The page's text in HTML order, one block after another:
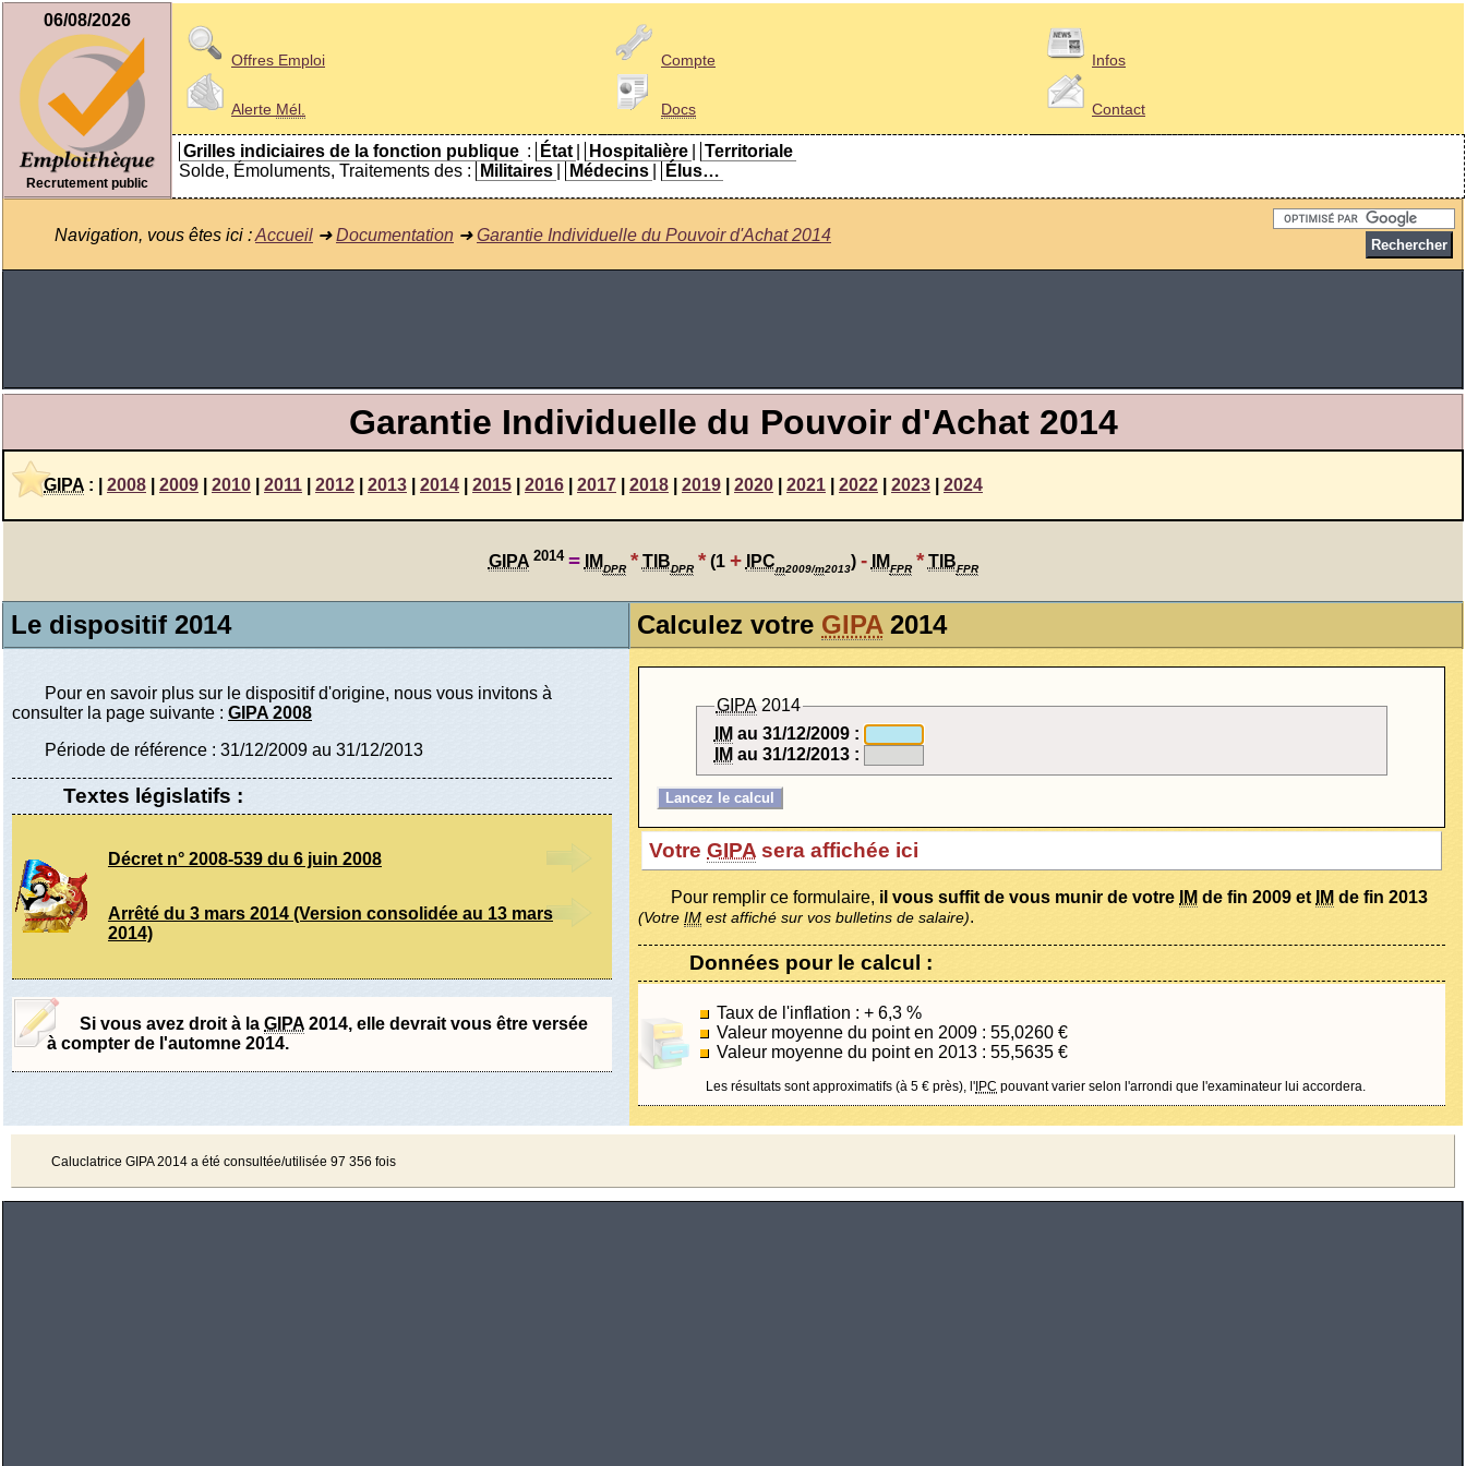
06/08/2026
Recrutement public
Offres Emploi
Alerte Mél.
Compte
Docs
Infos
Contact
Grilles indiciaires de la fonction publique : État Hospitalière
Territoriale
Solde, Émoluments, Traitements des :
Militaires Médecins Élus…
Navigation, vous êtes ici :Accueil ➜Documentation ➜Garantie Individuelle du Pouvoir d'Achat 2014
Garantie Individuelle du Pouvoir d'Achat 2014
GIPA : 2008 2009 2010 2011 2012 2013 2014 2015 2016 2017 2018 2019 2020 2021 2022 2023 2024
GIPA 2014 = IMDPR * TIBDPR *(1 + IPCm2009/m2013) - IMFPR * TIBFPR
Le dispositif 2014 Calculez votre GIPA2014
Pour en savoir plus sur le dispositif d'origine, nous vous invitons à
consulter la page suivante : GIPA 2008
Période de référence : 31/12/2009 au 31/12/2013
Textes législatifs :
Décret n° 2008-539 du 6 juin 2008
Arrêté du 3 mars 2014 (Version consolidée au 13 mars
2014)
Si vous avez droit à la GIPA 2014, elle devrait vous être versée
à compter de l'automne 2014.
GIPA2014
IM au 31/12/2009 :
IM au 31/12/2013 :
Votre GIPA sera affichée ici
Pour remplir ce formulaire, il vous suffit de vous munir de votre IM de fin 2009 et IM de fin 2013
(Votre IM est affiché sur vos bulletins de salaire).
Données pour le calcul :
Taux de l'inflation : + 6,3 %
Valeur moyenne du point en 2009 : 55,0260 €
Valeur moyenne du point en 2013 : 55,5635 €
Les résultats sont approximatifs (à 5 € près), l' IPC pouvant varier selon l'arrondi que l'examinateur lui accordera.
Caluclatrice GIPA 2014 a été consultée/utilisée 97 356 fois